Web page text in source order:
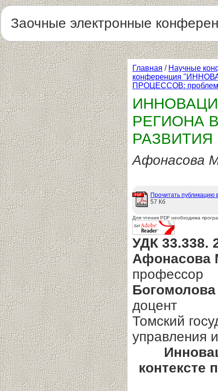
Заочные электронные
Главная / Научные
конференция
ПРОЦЕССОВ:
РЕГИОНА
Афонасова
Прочитать публикацию
57 Кб
Для чтения PDF необходима
УДК 33.338.
профессор
доцент
Томский
управления
контексте